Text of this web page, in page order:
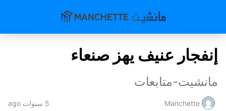
إنفجار عنيف يهز صنعاء
مانشيت-متابعات
Manchette 5 سنوات ago